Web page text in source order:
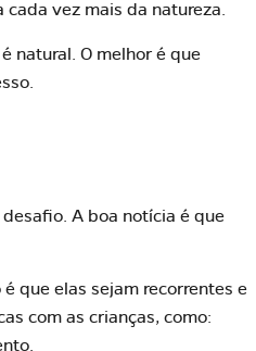
vez mais da natureza.
natural. O melhor é que
A boa notícia é que
que elas sejam recorrentes e
com as crianças, como: